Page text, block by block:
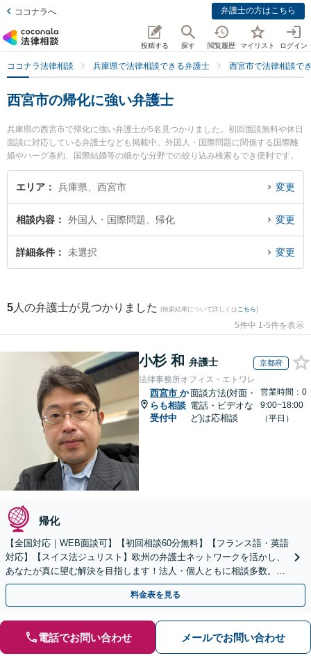
ココナラへ 弁護士の方はこちら
投稿する 探す 閲覧履歴 マイリスト ログイン
ココナラ法律相談 兵庫県で法律相談できる弁護士 西宮市で法律相談で
西宮市の帰化に強い弁護士
兵庫県の西宮市で帰化に強い弁護士が5名見つかりました。初回面談無料や休日
面談に対応している弁護士なども掲載中。外国人・国際問題に関係する国際離
婚やハーグ条約、国際結婚等の細かな分野での絞り込み検索もでき便利です。
特にフェリーチェ法律事務所の後藤 千絵弁護士や英幸法律事務所の宮本 英幸弁
護士、岡村法律事務所の岡村 勇人弁護士のプロフィール情報や弁護士費用、強
護士を検索したい』『初回相談無料で帰化を法律相談できる西宮市内の弁護士
に相談予約したい』などでお困りの相談者さんにおすすめです。
エリア 兵庫県、西宮市 変更
相談内容 外国人・国際問題、帰化 変更
詳細条件 未選択 変更
5 人の弁護士が見つかりました (検索結果について詳しくは こちら)
5件中 1-5件を表示
小杉 和 弁護士 京都府
法律事務所オフィス・エトワレ
西宮市 か
らも相談
受付中
面談方法(対面・
電話・ビデオな
ど)は応相談
営業時間：0
9:00~18:00
（平日）
帰化
【全国対応｜WEB面談可】【初回相談60分無料】【フランス語・英語
対応】【スイス法ジュリスト】欧州の弁護士ネットワークを活かし、
あなたが真に望む解決を目指します！法人・個人ともに相談多数。細
やかな連絡と粘り強い交渉を徹底【休日・夜間相談可】
料金表を見る
電話でお問い合わせ メールでお問い合わせ